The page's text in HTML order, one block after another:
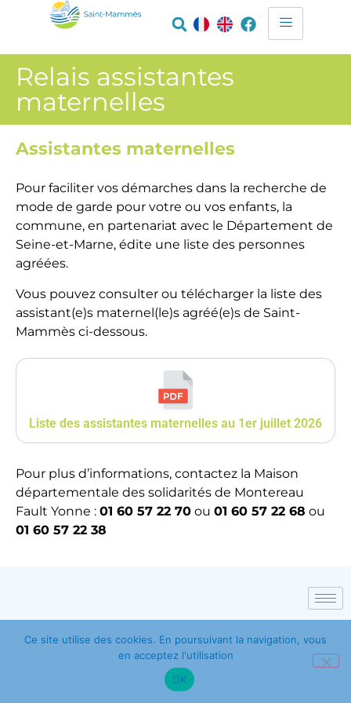
Relais assistantes
maternelles
Assistantes maternelles
Pour faciliter vos démarches dans la recherche de
mode de garde pour votre ou vos enfants, la
commune, en partenariat avec le Département de
Seine-et-Marne, édite une liste des personnes
agréées.
Vous pouvez consulter ou télécharger la liste des
assistant(e)s maternel(le)s agréé(e)s de Saint-
Mammès ci-dessous.
Liste des assistantes maternelles au 1er juillet 2026
Pour plus d’informations, contactez la Maison
départementale des solidarités de Montereau
Fault Yonne : 01 60 57 22 70 ou 01 60 57 22 68 ou
01 60 57 22 38
Ce site utilise des cookies. En poursuivant la navigation, vous
en acceptez l'utilisation
OK